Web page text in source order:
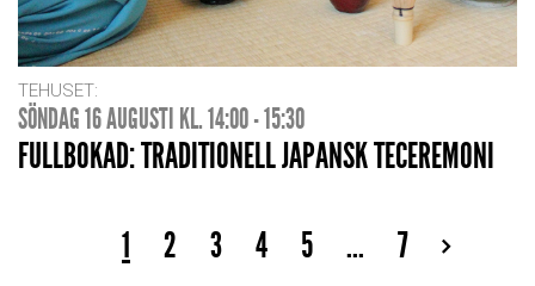
TEHUSET:
SÖNDAG 16 AUGUSTI KL. 14:00 - 15:30
FULLBOKAD: TRADITIONELL JAPANSK TECEREMONI
1 2 3 4 5 ... 7